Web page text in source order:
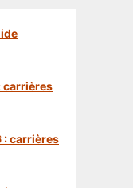
carrières
: carrières